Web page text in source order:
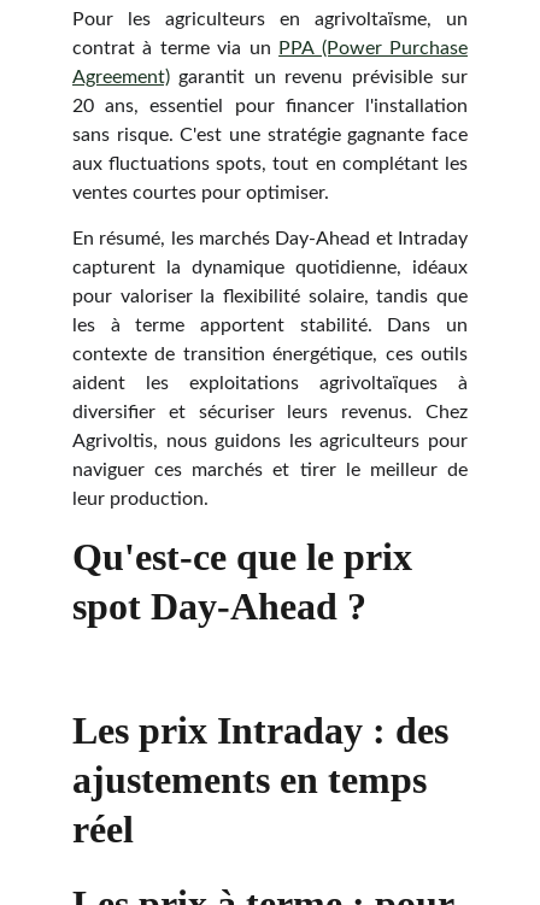
Qu'est-ce que le prix
spot Day-Ahead ?
Les prix Intraday : des
ajustements en temps
réel
Pour les agriculteurs en agrivoltaïsme, un
contrat à terme via un
PPA (Power Purchase
Agreement) garantit un revenu prévisible sur
20 ans, essentiel pour financer l'installation
sans risque. C'est une stratégie gagnante face
aux fluctuations spots, tout en complétant les
ventes courtes pour optimiser.
En résumé, les marchés Day-Ahead et Intraday
capturent la dynamique quotidienne, idéaux
pour valoriser la flexibilité solaire, tandis que
les à terme apportent stabilité. Dans un
contexte de transition énergétique, ces outils
aident les exploitations agrivoltaïques à
diversifier et sécuriser leurs revenus. Chez
Agrivoltis, nous guidons les agriculteurs pour
naviguer ces marchés et tirer le meilleur de
leur production.